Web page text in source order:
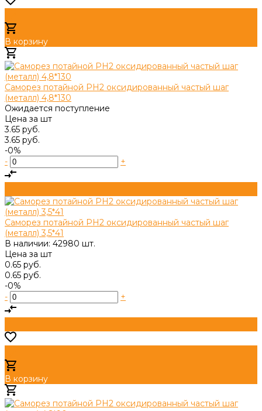
В корзину
Саморез потайной PH2 оксидированный частый шаг
(металл) 4,8*130
Ожидается поступление
Цена за шт
3.65 руб.
3.65 руб.
-0%
-
+
Саморез потайной PH2 оксидированный частый шаг
(металл) 3,5*41
В наличии: 42980 шт.
Цена за шт
0.65 руб.
0.65 руб.
-0%
-
+
В корзину